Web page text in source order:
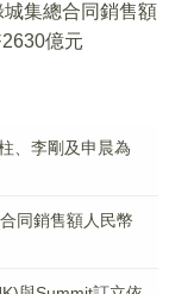
城集總合同銷售額
2630億元
、李剛及申晨為
同銷售額人民幣